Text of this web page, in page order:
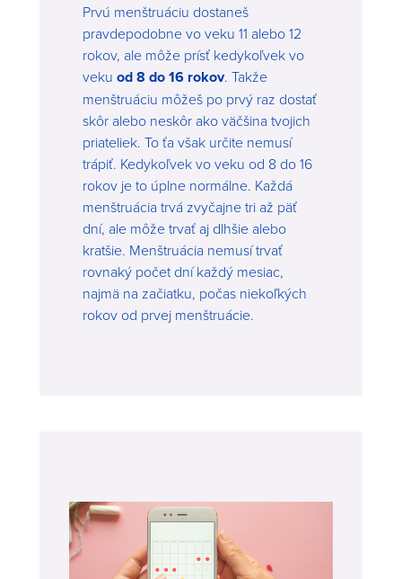
Prvú menštruáciu dostaneš
pravdepodobne vo veku 11 alebo 12
rokov, ale môže prísť kedykoľvek vo
veku od 8 do 16 rokov. Takže
menštruáciu môžeš po prvý raz dostať
skôr alebo neskôr ako väčšina tvojich
priateliek. To ťa však určite nemusí
trápiť. Kedykoľvek vo veku od 8 do 16
rokov je to úplne normálne. Každá
menštruácia trvá zvyčajne tri až päť
dní, ale môže trvať aj dlhšie alebo
kratšie. Menštruácia nemusí trvať
rovnaký počet dní každý mesiac,
najmä na začiatku, počas niekoľkých
rokov od prvej menštruácie.